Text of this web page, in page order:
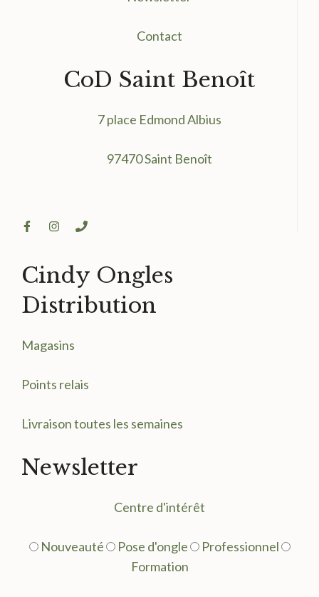
Contact
CoD Saint Benoît
7 place Edmond Albius
97470 Saint Benoît
Cindy Ongles
Distribution
Magasins
Points relais
Livraison toutes les semaines
Newsletter
Centre d'intérêt
Nouveauté Pose d'ongle
Professionnel
Formation